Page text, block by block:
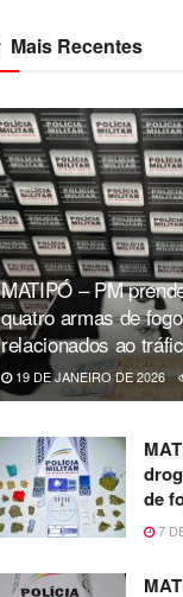
Mais Recentes
MATIPÓ – PM
quatro armas de
relacionados ao
19 DE JANEIRO DE 2026
de
7